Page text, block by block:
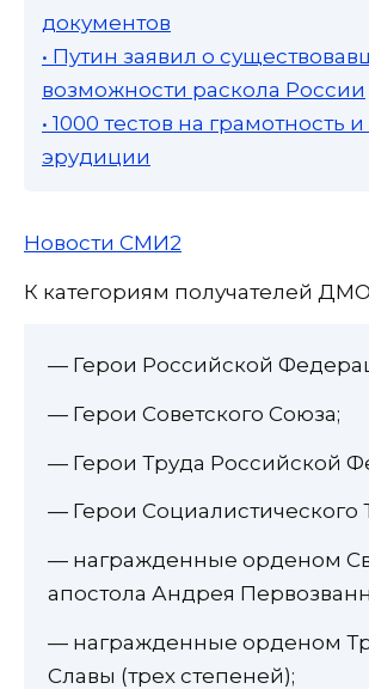
документов
• Путин заявил о
возможности раскола России
• 1000 тестов на грамотность
эрудиции
Новости СМИ2
К категориям получателей ДМО
— Герои Российской
— Герои Советского Союза;
— Герои Труда Российской
— Герои Социалистического
— награжденные орденом
апостола Андрея
— награжденные орденом
Славы (трех степеней);